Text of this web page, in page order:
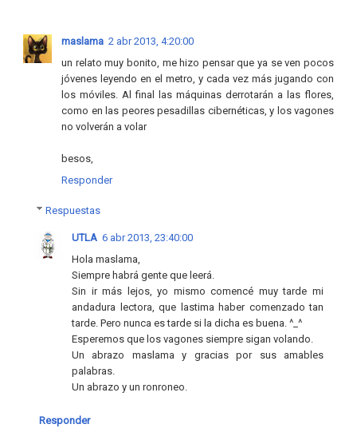
maslama 2 abr 2013, 4:20:00
un relato muy bonito, me hizo pensar que ya se ven pocos
jóvenes leyendo en el metro, y cada vez más jugando con
los móviles. Al final las máquinas derrotarán a las flores,
como en las peores pesadillas cibernéticas, y los vagones
no volverán a volar
besos,
Responder
Respuestas
UTLA 6 abr 2013, 23:40:00
Hola maslama,
Siempre habrá gente que leerá.
Sin ir más lejos, yo mismo comencé muy tarde mi
andadura lectora, que lastima haber comenzado tan
tarde. Pero nunca es tarde si la dicha es buena. ^_^
Esperemos que los vagones siempre sigan volando.
Un abrazo maslama y gracias por sus amables
palabras.
Un abrazo y un ronroneo.
Responder